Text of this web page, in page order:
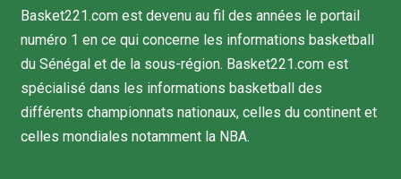
Basket221.com est devenu au fil des années le portail
numéro 1 en ce qui concerne les informations basketball
du Sénégal et de la sous-région. Basket221.com est
spécialisé dans les informations basketball des
différents championnats nationaux, celles du continent et
celles mondiales notamment la NBA.